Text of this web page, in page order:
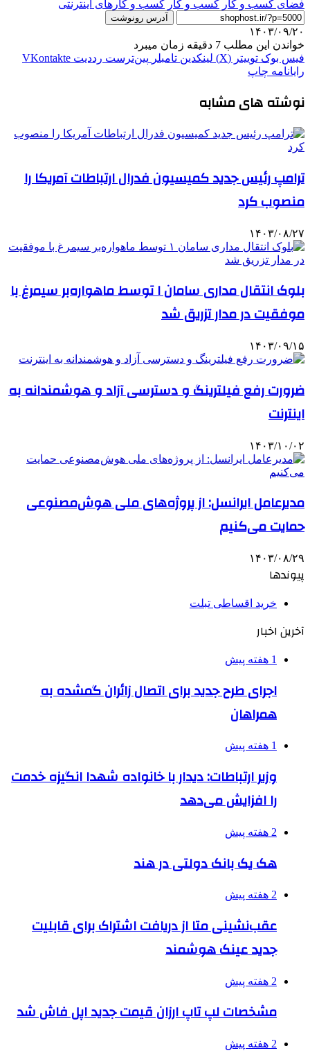
فضای کسب و کار کسب و کار کسب و کارهای اینترنتی
آدرس رونوشت
۱۴۰۳/۰۹/۲۰
خواندن این مطلب 7 دقیقه زمان میبرد
فیس بوک توییتر (X) لینکدین ‫تامبلر ‫پین‌ترست ‫رددیت ‫VKontakte
رایانامه چاپ
نوشته های مشابه
ترامپ رئیس جدید کمیسیون فدرال ارتباطات آمریکا را
منصوب کرد
۱۴۰۳/۰۸/۲۷
بلوک انتقال مداری سامان ۱ توسط ماهواره‌بر سیمرغ با
موفقیت در مدار تزریق شد
۱۴۰۳/۰۹/۱۵
ضرورت رفع فیلترینگ و دسترسی آزاد و هوشمندانه به
اینترنت
۱۴۰۳/۱۰/۰۲
مدیرعامل ایرانسل: از پروژه‌های ملی هوش‌مصنوعی
حمایت می‌کنیم
۱۴۰۳/۰۸/۲۹
پیوندها
خرید اقساطی تبلت
آخرین اخبار
1 هفته پیش
اجرای طرح جدید برای اتصال زائران گمشده به
همراهان
1 هفته پیش
وزیر ارتباطات: دیدار با خانواده شهدا انگیزه خدمت
را افزایش می‌دهد
2 هفته پیش
هک یک بانک دولتی در هند
2 هفته پیش
عقب‌نشینی متا از دریافت اشتراک برای قابلیت
جدید عینک هوشمند
2 هفته پیش
مشخصات لپ تاپ ارزان قیمت جدید اپل فاش شد
2 هفته پیش